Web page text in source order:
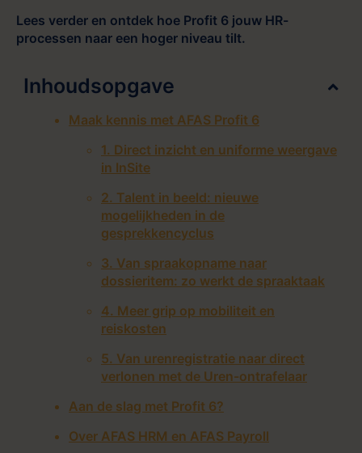
Lees verder en ontdek hoe Profit 6 jouw HR-
processen naar een hoger niveau tilt.
Inhoudsopgave
Maak kennis met AFAS Profit 6
1. Direct inzicht en uniforme weergave
in InSite
2. Talent in beeld: nieuwe
mogelijkheden in de
gesprekkencyclus
3. Van spraakopname naar
dossieritem: zo werkt de spraaktaak
4. Meer grip op mobiliteit en
reiskosten
5. Van urenregistratie naar direct
verlonen met de Uren-ontrafelaar
Aan de slag met Profit 6?
Over AFAS HRM en AFAS Payroll